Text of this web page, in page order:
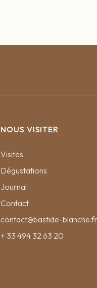
NOUS VISITER
Visites
Dégustations
Journal
Contact
contact@bastide-blanche.fr
+ 33 494 32 63 20